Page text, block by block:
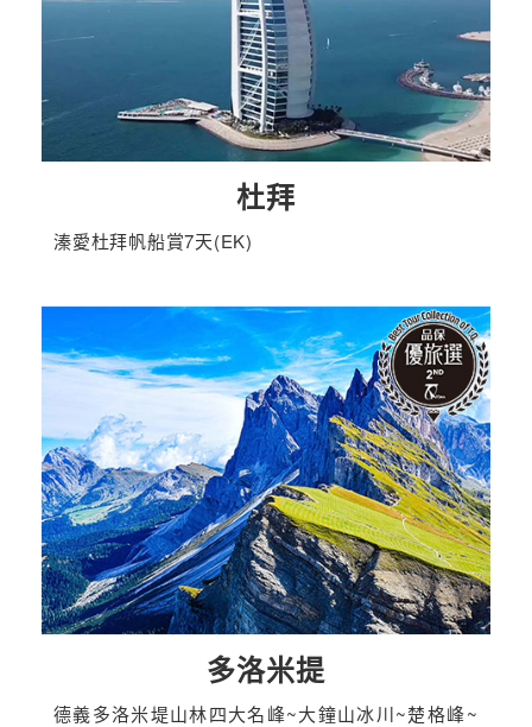
杜拜
溱愛杜拜帆船賞7天(EK)
多洛米提
德義多洛米堤山林四大名峰~大鐘山冰川~楚格峰~